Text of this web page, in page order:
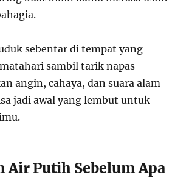
sebentar di tempat yang
sambil tarik napas
angin, cahaya, dan suara alam
jadi awal yang lembut untuk
Air Putih Sebelum Apa